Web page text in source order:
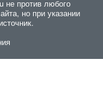
не против любого
но при указании